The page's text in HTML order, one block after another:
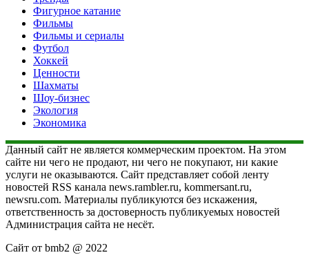
Фигурное катание
Фильмы
Фильмы и сериалы
Футбол
Хоккей
Ценности
Шахматы
Шоу-бизнес
Экология
Экономика
Данный сайт не является коммерческим проектом. На этом
сайте ни чего не продают, ни чего не покупают, ни какие
услуги не оказываются. Сайт представляет собой ленту
новостей RSS канала news.rambler.ru, kommersant.ru,
newsru.com. Материалы публикуются без искажения,
ответственность за достоверность публикуемых новостей
Администрация сайта не несёт.
Сайт от bmb2 @ 2022